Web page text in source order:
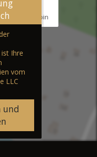
OT Alt Ruppin
Ihre
vom
LLC
und